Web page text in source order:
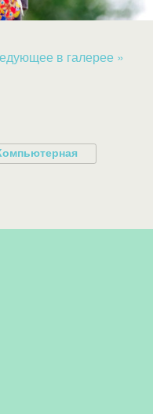
в галерее »